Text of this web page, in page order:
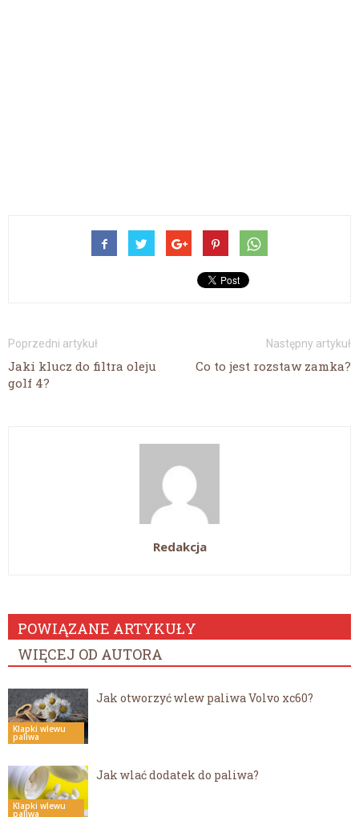
Poprzedni artykuł
Jaki klucz do filtra oleju
golf 4?
Następny artykuł
Co to jest rozstaw zamka?
Redakcja
POWIĄZANE ARTYKUŁY
WIĘCEJ OD AUTORA
Klapki wlewu
paliwa
Jak otworzyć wlew paliwa Volvo xc60?
Klapki wlewu
paliwa
Jak wlać dodatek do paliwa?